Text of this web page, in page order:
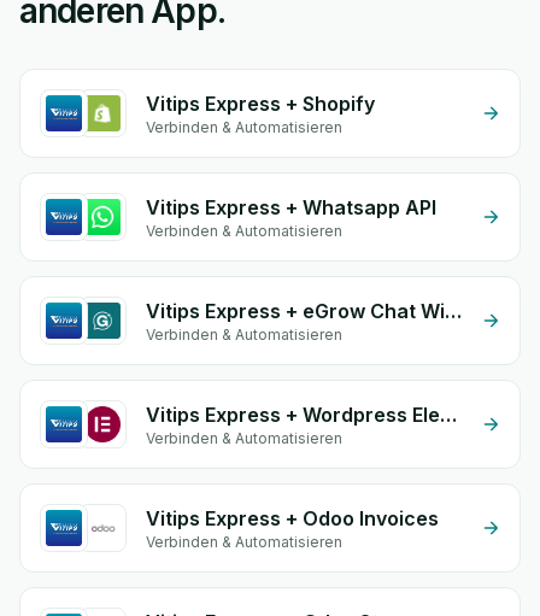
anderen App.
Vitips Express + Shopify
Verbinden & Automatisieren
Vitips Express + Whatsapp API
Verbinden & Automatisieren
Vitips Express + eGrow Chat Widget
Verbinden & Automatisieren
Vitips Express + Wordpress Elementor
Verbinden & Automatisieren
Vitips Express + Odoo Invoices
Verbinden & Automatisieren